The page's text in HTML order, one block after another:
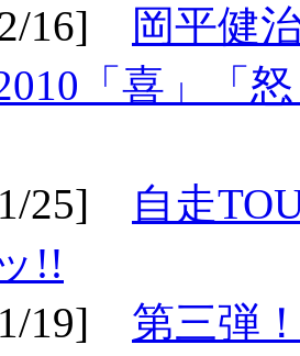
16]
岡平健
「喜」「
25]
自走
!!
19] 第三弾